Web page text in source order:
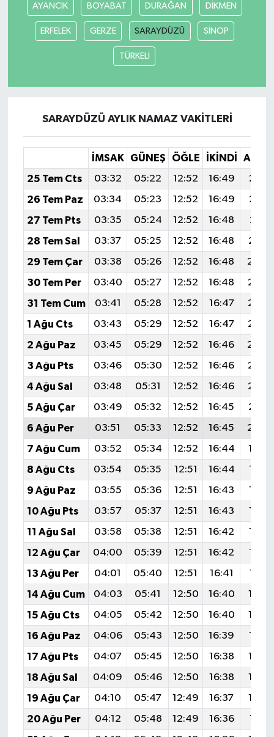
AYANCIK BOYABAT DURAĞAN DİKMEN
ERFELEK GERZE SARAYDÜZÜ SİNOP
TÜRKELİ
SARAYDÜZÜ AYLIK NAMAZ VAKITLERI
İMSAK GÜNEŞ ÖĞLE İKINDI
25 Tem Cts
03:32 05:22 12:52 16:49
20:13
26 Tem Paz
03:34 05:23 12:52 16:49
20:12
27 Tem Pts
03:35 05:24 12:52 16:48
20:11
28 Tem Sal
03:37 05:25 12:52 16:48
29 Tem Çar
03:38 05:26 12:52 16:48
30 Tem Per
03:40 05:27 12:52 16:48
31 Tem Cum
03:41 05:28 12:52 16:47
1 Ağu Cts
03:43 05:29 12:52 16:47
2 Ağu Paz
03:45 05:29 12:52 16:46
3 Ağu Pts
03:46 05:30 12:52 16:46
4 Ağu Sal
03:48 05:31 12:52 16:46
5 Ağu Çar
03:49 05:32 12:52 16:45
6 Ağu Per
03:51 05:33 12:52 16:45
7 Ağu Cum
03:52 05:34 12:52 16:44
8 Ağu Cts
03:54 05:35 12:51 16:44
19:57
9 Ağu Paz
03:55 05:36 12:51 16:43
19:56
10 Ağu Pts
03:57 05:37 12:51 16:43
19:55
11 Ağu Sal
03:58 05:38 12:51 16:42
19:53
12 Ağu Çar
04:00 05:39 12:51 16:42
19:52
13 Ağu Per
04:01 05:40 12:51 16:41
19:51
14 Ağu Cum
04:03 05:41 12:50 16:40
15 Ağu Cts
04:05 05:42 12:50 16:40
16 Ağu Paz
04:06 05:43 12:50 16:39
19:47
17 Ağu Pts
04:07 05:45 12:50 16:38
18 Ağu Sal
04:09 05:46 12:50 16:38
19 Ağu Çar
04:10 05:47 12:49 16:37
20 Ağu Per
04:12 05:48 12:49 16:36
19:41